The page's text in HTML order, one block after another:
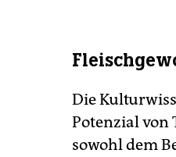
Die
Potenzial
sowohl dem